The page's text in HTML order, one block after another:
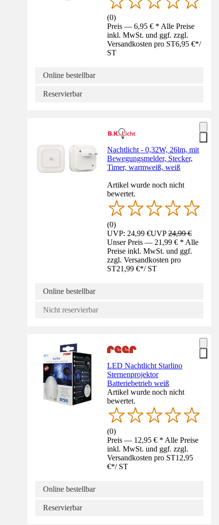
(0)
Preis — 6,95 € * Alle Preise
inkl. MwSt. und ggf. zzgl.
Versandkosten pro ST6,95 €*/
ST
Online bestellbar
Reservierbar
Nachtlicht - 0,32W, 26lm, mit
Bewegungsmelder, Stecker,
Timer, warmweiß, weiß
Artikel wurde noch nicht
bewertet.
(0)
UVP: 24,99 €UVP24,99 €
Unser Preis — 21,99 € * Alle
Preise inkl. MwSt. und ggf.
zzgl. Versandkosten pro
ST21,99 €*/ ST
Online bestellbar
Nicht reservierbar
LED Nachtlicht Starlino
Sternenprojektor
Batteriebetrieb weiß
Artikel wurde noch nicht
bewertet.
(0)
Preis — 12,95 € * Alle Preise
inkl. MwSt. und ggf. zzgl.
Versandkosten pro ST12,95
€*/ ST
Online bestellbar
Reservierbar